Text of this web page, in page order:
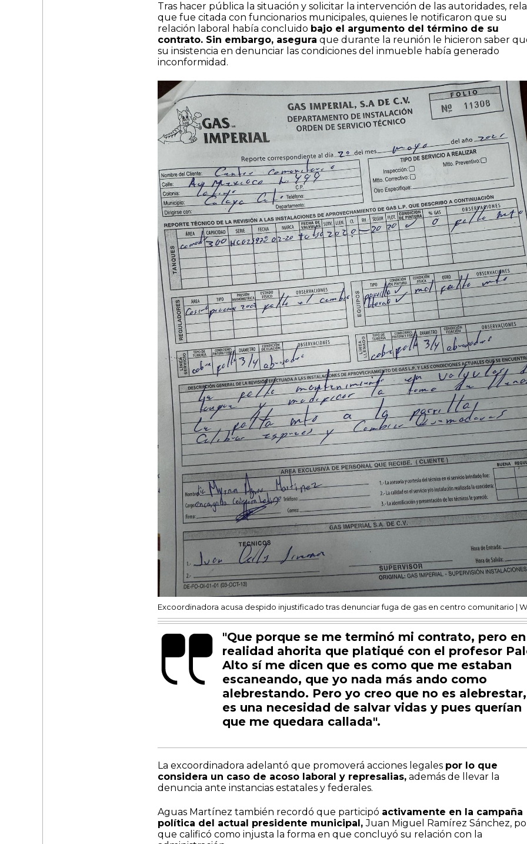
Tras hacer pública la situación y solicitar la intervención de las autoridades,
que fue citada con funcionarios municipales, quienes le notificaron que su
relación laboral había concluido bajo el argumento del término de su
contrato. Sin embargo, asegura que durante la reunión le hicieron saber
su insistencia en denunciar las condiciones del inmueble había generado
inconformidad.
Excoordinadora acusa despido injustificado tras denunciar fuga de gas en centro comunitario |
"Que porque se me terminó mi contrato, pero en
realidad ahorita que platiqué con el profesor
Alto sí me dicen que es como que me estaban
escaneando, que yo nada más ando como
alebrestando. Pero yo creo que no es alebrestar,
es una necesidad de salvar vidas y pues querían
que me quedara callada".
La excoordinadora adelantó que promoverá acciones legales por lo que
considera un caso de acoso laboral y represalias, además de llevar la
denuncia ante instancias estatales y federales.
Aguas Martínez también recordó que participó activamente en la campaña
política del actual presidente municipal,Juan Miguel Ramírez Sánchez,
que calificó como injusta la forma en que concluyó su relación con la